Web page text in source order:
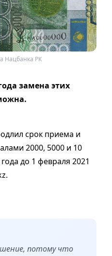
Нацбанка РК
замена этих
срок приема и
2000, 5000 и 10
до 1 февраля 2021
потому что